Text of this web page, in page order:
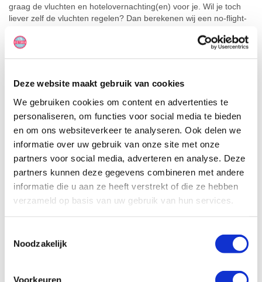
Deze website maakt gebruik van cookies
We gebruiken cookies om content en advertenties te
personaliseren, om functies voor social media te bieden
en om ons websiteverkeer te analyseren. Ook delen we
informatie over uw gebruik van onze site met onze
partners voor social media, adverteren en analyse. Deze
partners kunnen deze gegevens combineren met andere
informatie die u aan ze heeft verstrekt of die ze hebben
verzameld op basis van uw gebruik van hun services.
Noodzakelijk
Voorkeuren
graag de vluchten en hotelovernachting(en) voor je. Wil je toch
liever zelf de vluchten regelen? Dan berekenen wij een no-flight-
gaan, bieden wij altijd de camperverzekering aan. Dit is de
USD12/persoon en dienen contant bij het ophalen van de camper
betaald te worden.
Wil je meer informatie, persoonlijk advies of een offerte voor het
huren van een camper in Amerika? Bel 072-2010175 ofklik hier
Wij nemen dan per omgaande contact met je op.
RoadBear en El Monte Run of
Fleet wegbrengspecial
camper tegen een
wellicht wat voor jou. Je